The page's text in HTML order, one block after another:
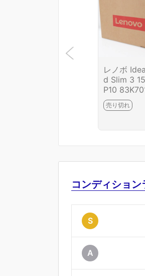
レノボ
d Slim 3
P10
JP HA03-
75-2G4
売り切れ
コンディション
S
A